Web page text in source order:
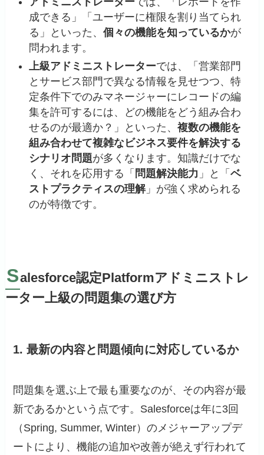
成できる」「ユーザーに権限を割り当てられ
る」といった、個々の機能を知っているかが
問われます。
上級アドミニストレーターでは、「営業部門
とサービス部門で異なる情報を見せつつ、特
定条件下でのみマネージャーにレコードの編
集を許可するには、どの機能をどう組み合わ
せるのが最適か？」といった、複数の機能を
組み合わせて複雑なビジネス要件を解決する
シナリオ問題が多くなります。知識だけでな
く、それを応用する「 問題解決能力 」と「ベ
ストプラクティスの理解」が強く求められる
のが特徴です。
Salesforce認定Platformアドミニストレ
ーター上級の問題集の選び方
1. 最新の内容と問題傾向に対応しているか
問題集を選ぶ上で最も重要なのが、その内容が最
新であるかという点です。Salesforceは年に3回
（Spring, Summer, Winter）のメジャーアップデ
ートにより、機能の追加や改善が絶えず行われて